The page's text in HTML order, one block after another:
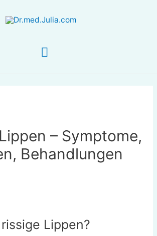
Hauptmenü
– Symptome,
Behandlungen
Lippen?